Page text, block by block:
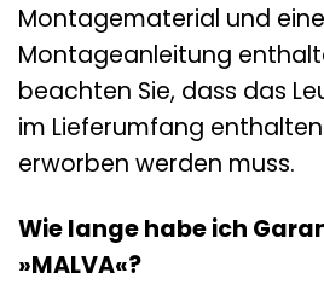
Montagematerial und
Montageanleitung
beachten Sie, dass das
im Lieferumfang
erworben werden muss.
Wie lange habe ich
»MALVA«?